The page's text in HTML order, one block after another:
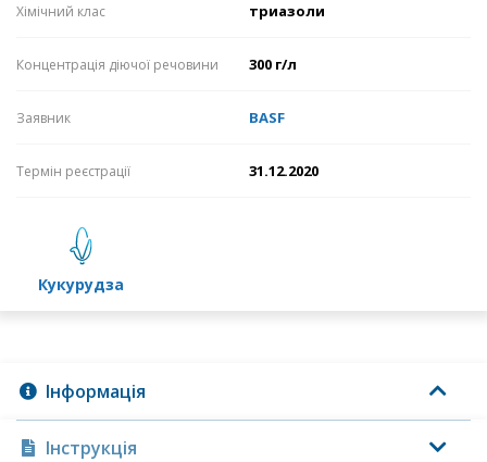
Хімічний клас триазоли
Концентрація діючої речовини 300 г/л
Заявник BASF
Термін реєстрації 31.12.2020
кукурудза
Інформація
Інструкція